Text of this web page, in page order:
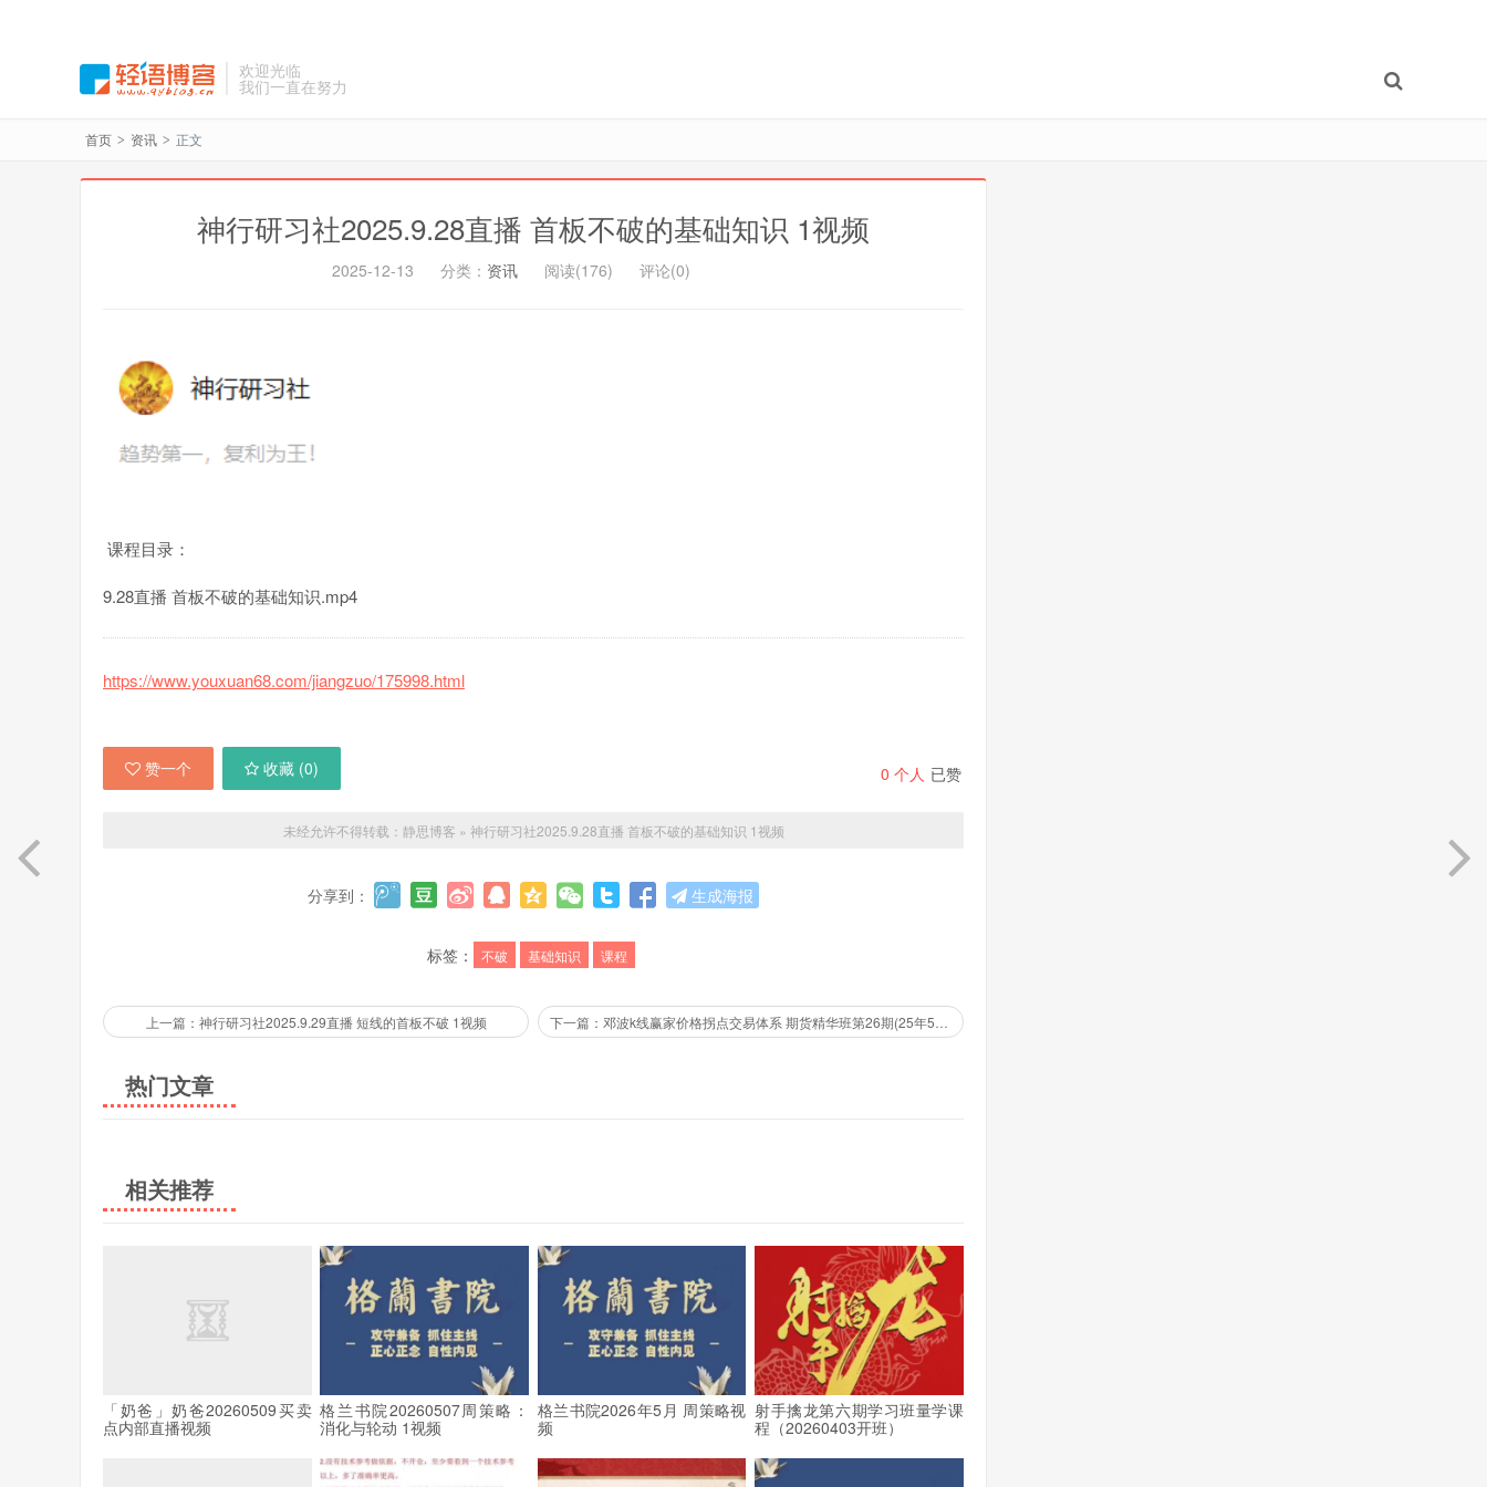
欢迎光临
我们一直在努力
首页 > 资讯 > 正文
神行研习社2025.9.28直播 首板不破的基础知识 1视频
2025-12-13 分类： 资讯 阅读(176) 评论(0)
课程目录：
9.28直播 首板不破的基础知识.mp4
https://www.youxuan68.com/jiangzuo/175998.html
0 个人 已赞
赞一个 收藏 (0)
未经允许不得转载： 静思博客 » 神行研习社2025.9.28直播 首板不破的基础知识 1视频
分享到： 生成海报
标签： 不破 基础知识 课程
上一篇：神行研习社2025.9.29直播 短线的首板不破 1视频
热门文章
相关推荐
「奶爸」奶爸20260509买卖
点内部直播视频
格兰书院20260507周策略：
消化与轮动 1视频
格兰书院2026年5月 周策略视
频
射手擒龙第六期学习班量学课
程（20260403开班）